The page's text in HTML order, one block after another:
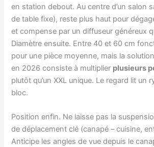
en station debout. Au centre d’un salon
de table fixe), reste plus haut pour
et compense par un diffuseur généreux
Diamètre ensuite. Entre 40 et 60 cm
pour une pièce moyenne, mais la
en 2026 consiste à multiplier plusieurs
plutôt qu’un XXL unique. Le regard lit un
bloc.
Position enfin. Ne laisse pas la
de déplacement clé (canapé – cuisine,
Anticipe les angles de vue depuis le